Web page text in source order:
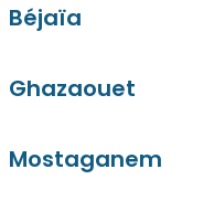
Béjaïa
Ghazaouet
Mostaganem